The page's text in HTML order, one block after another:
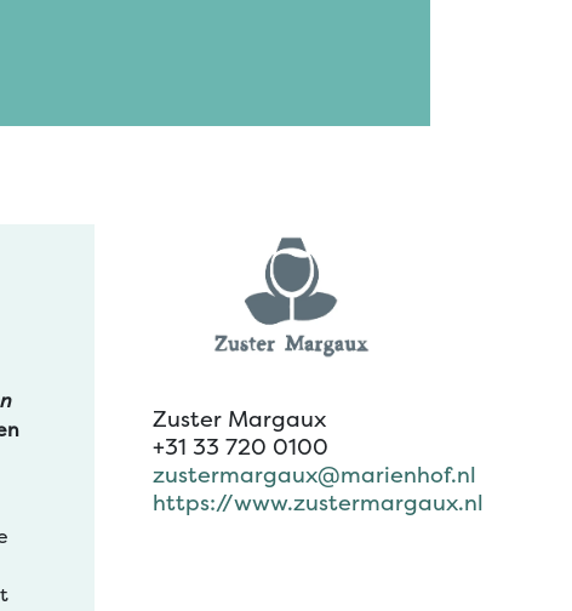
Zuster Margaux
+31 33 720 0100
zustermargaux@marienhof.nl
https://www.zustermargaux.nl